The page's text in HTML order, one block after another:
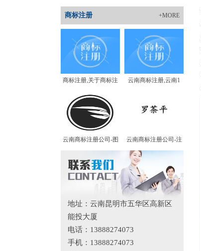
+MORE
商标注册
商标注册,关于商标注 云南商标注册,云南1
云南商标注册公司-图 云南商标注册公司-注
地址：云南昆明市五华区高新区
能投大厦
电话：13888274073
手机：13888274073